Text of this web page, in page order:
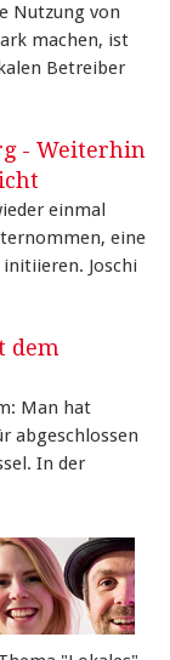
Nutzung von
machen, ist
Betreiber
- Weiterhin
einmal
eine
Joschi
dem
Man hat
abgeschlossen
In der